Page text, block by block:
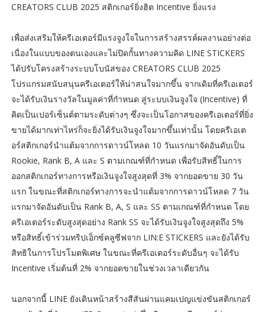
CREATORS CLUB 2025 สติกเกอร์ยิ่งฮิต Incentive ยิ่งแรง
เพื่อส่งเสริมให้ครีเอเตอร์มีแรงจูงใจในการสร้างสรรค์ผลงานอย่างต่อ
เนื่องในแบบของตนเองและไม่ปิดกั้นทางความคิด LINE STICKERS
ได้ปรับโครงสร้างระบบโบนัสของ CREATORS CLUB 2025
โปรแกรมสนับสนุนครีเอเตอร์ให้น่าสนใจมากขึ้น จากเดิมที่ครีเอเตอร์
จะได้รับเงินรางวัลในมูลค่าที่กำหนด สู่ระบบเงินจูงใจ (Incentive) ที่
คิดเป็นเปอร์เซ็นต์ตามระดับต่างๆ ซึ่งจะเป็นโอกาสของครีเอเตอร์ที่ยิ่ง
ขายได้มากเท่าไหร่ก็จะยิ่งได้รับเงินจูงใจมากขึ้นเท่านั้น โดยครีเอเต
อร์สติกเกอร์นำแต้มจากการดาวน์โหลด 10 วันแรกมาจัดอันดับเป็น
Rookie, Rank B, A และ S ตามเกณฑ์ที่กำหนด เพื่อรับสิทธิ์ในการ
ออกสติกเกอร์ทางการหรือเงินจูงใจสูงสุดที่ 3% จากยอดขาย 30 วัน
แรก ในขณะที่สติกเกอร์ทางการจะนำแต้มจากการดาวน์โหลด 7 วัน
แรกมาจัดอันดับเป็น Rank B, A, S และ SS ตามเกณฑ์ที่กำหนด โดย
ครีเอเตอร์ระดับสูงสุดอย่าง Rank SS จะได้รับเงินจูงใจสูงสุดถึง 5%
หรือสิทธิ์เข้าร่วมทริปเอ็กซ์คลูซีฟจาก LIN:E STICKERS และยังได้รับ
สิทธิในการโปรโมตพิเศษ ในขณะที่ครีเอเตอร์ระดับอื่นๆ จะได้รับ
Incentive เริ่มต้นที่ 2% จากยอดขายในช่วงเวลาเดียวกัน
นอกจากนี้ LINE ยังเดินหน้าสร้างสีสันผ่านแคมเปญแข่งขันสติกเกอร์